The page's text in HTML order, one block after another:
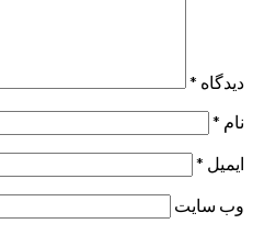
دیدگاه *
نام *
ایمیل *
وب‌ سایت